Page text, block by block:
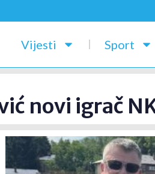
Vijesti Sport
novi igrač